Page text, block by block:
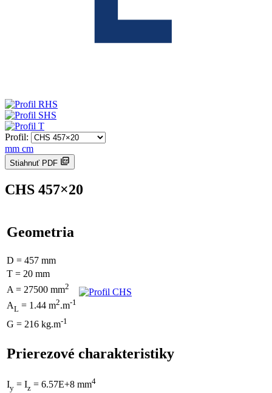
Profil:
mm cm
Stiahnuť PDF
CHS 457×20
Geometria
D = 457 mm
T = 20 mm
A = 27500 mm2
AL = 1.44 m2.m-1
G = 216 kg.m-1
Prierezové charakteristiky
Iy = Iz = 6.57E+8 mm4